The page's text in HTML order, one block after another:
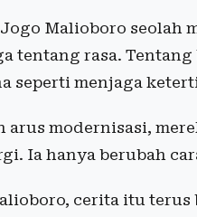
Malioboro seolah
tentang rasa.
seperti menjaga
arus modernisasi,
Ia hanya berubah
cerita itu